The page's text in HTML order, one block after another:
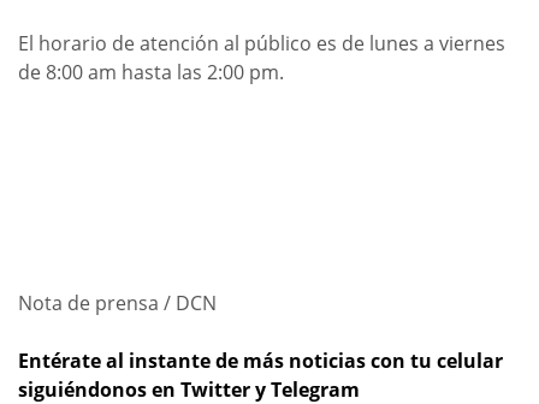
El horario de atención al público es de lunes a viernes
de 8:00 am hasta las 2:00 pm.
Nota de prensa / DCN
Entérate al instante de más noticias con tu celular
siguiéndonos en Twitter y Telegram